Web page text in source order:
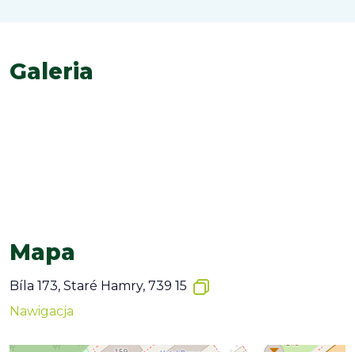
Galeria
Mapa
Bíla 173, Staré Hamry, 739 15
Nawigacja